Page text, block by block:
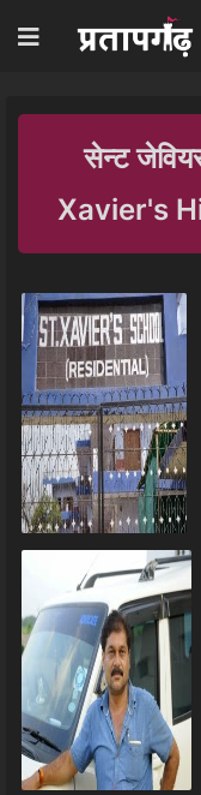
सेन्ट
Xavier's